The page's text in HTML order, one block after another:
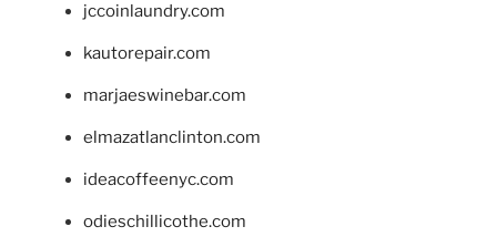
jccoinlaundry.com
kautorepair.com
marjaeswinebar.com
elmazatlanclinton.com
ideacoffeenyc.com
odieschillicothe.com